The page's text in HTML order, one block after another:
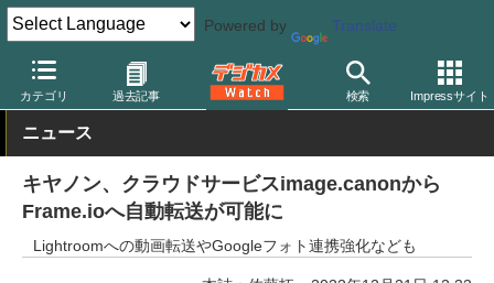
Powered by Translate
カテゴリ 過去記事 検索 Impressサイト
デジカメ Watch PC/モバイル関連 アプリ/ソフトウェア その他
ニュース
キヤノン、クラウドサービスimage.canonから
Frame.ioへ自動転送が可能に
Lightroomへの動画転送やGoogleフォト連携強化なども